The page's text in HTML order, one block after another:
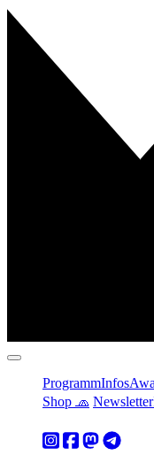
ProgrammInfos
Shop 🧢 Newsletter